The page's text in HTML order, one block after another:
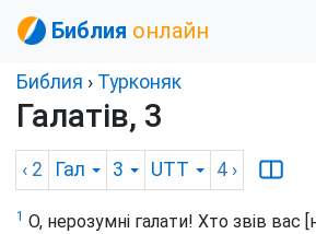
Библия онлайн
Библия › Турконяк
Галатів, 3
‹ 2 Гал 3 UTT 4 ›
1 О, нерозумні галати! Хто звів вас